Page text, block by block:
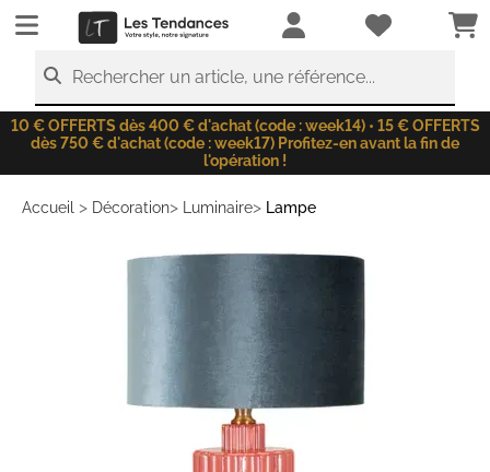
LesTendances.fr
Rechercher un article, une référence...
10 € OFFERTS dès 400 € d'achat (code : week14) • 15 € OFFERTS
dès 750 € d'achat (code : week17) Profitez-en avant la fin de
l'opération !
Accueil > Décoration> Luminaire> Lampe